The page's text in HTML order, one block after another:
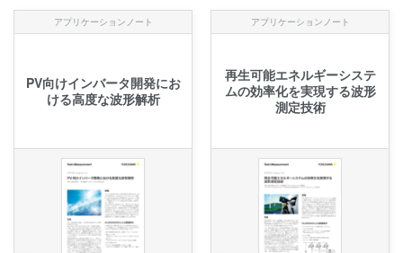
アプリケーションノート
PV向けインバータ開発にお
ける高度な波形解析
アプリケーションノート
再生可能エネルギーシステ
ムの効率化を実現する波形
測定技術